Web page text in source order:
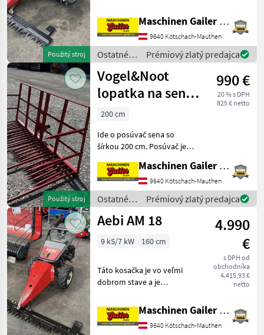
Použitý stroj
výkonom 13 PS, benzínový,
1-valcový * Samostatný
hydrostatický pohon pre
každé koleso * S možnosťo
Maschinen Gailer GmbH
9640 Kötschach-Mauthen
Ostatné
poľnohospodárske
silové
stroje /
Aebi
Prémiový zlatý predajca
Použitý stroj
Vogel&Noot
lopatka na seno
200 cm
990 €
20 % s DPH
825 € netto
200 cm
Ide o posúvač sena so
šírkou 200 cm. Posúvač je
Vogel & Noot Jet. 5 dlhých
hrotov a 20 krátkych
hrotov, po 2 hroty na
každej strane. Zhrabá
Maschinen Gailer GmbH
9640 Kötschach-Mauthen
Ostatné
poľnohospodárske
silové
Vogel&Noot
Prémiový zlatý predajca
Aebi AM 18
4.990
€
s DPH od
obchodníka
4.415,93 €
netto
9 kS/7 kW 160 cm
Táto kosačka je vo veľmi
dobrom stave a je
cm rezacím lištom s
bočným vysekávaním, 4-
taktným motorom MAG-
Maschinen Gailer GmbH
9640 Kötschach-Mauthen